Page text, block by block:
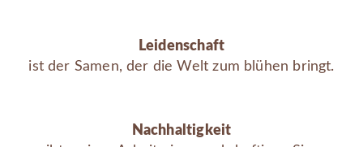
Leidenschaft
ist der Samen, der die Welt zum blühen bringt.
Nachhaltigkeit